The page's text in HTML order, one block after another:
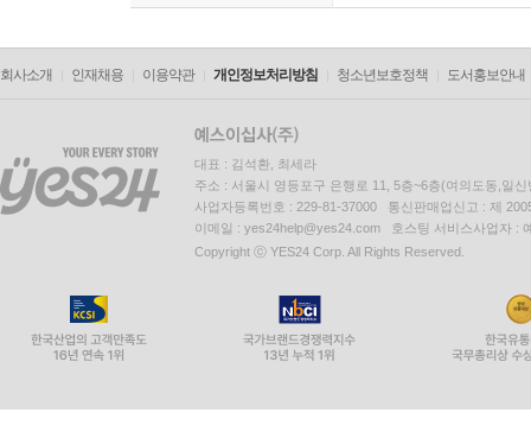
회사소개 인재채용 이용약관 개인정보처리방침 청소년보호정책 도서홍보안내
대표 : 김석환, 최세라
주소 : 서울시 영등포구 은행로 11, 5층~6층(여의도동,일신
사업자등록번호 : 229-81-37000 통신판매업신고 : 제
이메일 : yes24help@yes24.com 호스팅 서비스사업자 :
Copyright ⓒ YES24 Corp. All Rights Reserved.